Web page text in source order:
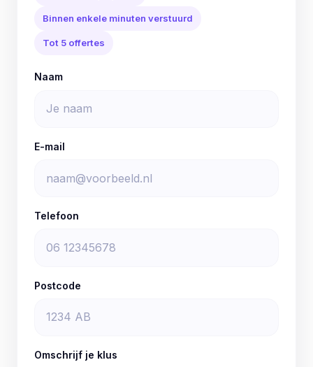
Binnen enkele minuten verstuurd
Tot 5 offertes
Naam
E-mail
Telefoon
Postcode
Omschrijf je klus